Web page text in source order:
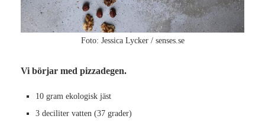
Foto: Jessica Lycker / senses.se
Vi börjar med pizzadegen.
10 gram ekologisk jäst
3 deciliter vatten (37 grader)